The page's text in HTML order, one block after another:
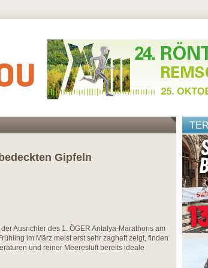
Gipfeln
Ausrichter des 1. ÖGER Antalya-Marathons am
im März meist erst sehr zaghaft zeigt, finden
und reiner Meeresluft bereits ideale